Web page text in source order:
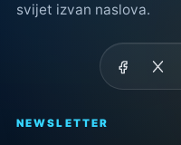
svijet izvan naslova.
NEWSLETTER